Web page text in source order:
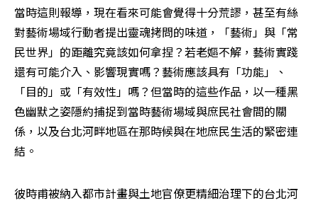
當時這則報導，現在看來可能會覺得十分荒謬，甚至有絲
對藝術場域行動者提出靈魂拷問的味道，「藝術」與「常
民世界」的距離究竟該如何拿捏？若老嫗不解，藝術實踐
還有可能介入、影響現實嗎？藝術應該具有「功能」、
「目的」或「有效性」嗎？但當時的這些作品，以一種黑
色幽默之姿隱約捕捉到當時藝術場域與庶民社會間的關
係，以及台北河畔地區在那時候與在地庶民生活的緊密連
結。
彼時甫被納入都市計畫與土地官僚更精細治理下的台北河